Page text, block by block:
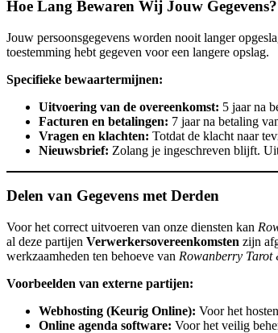
Hoe Lang Bewaren Wij Jouw Gegevens?
Jouw persoonsgegevens worden nooit langer
toestemming hebt gegeven voor een langere opslag.
Specifieke bewaartermijnen:
Uitvoering van de overeenkomst: 5 jaar na
Facturen en betalingen: 7 jaar na betaling
Vragen en klachten: Totdat de klacht naar
Nieuwsbrief: Zolang je ingeschreven blijft.
Delen van Gegevens met Derden
Voor het correct uitvoeren van onze diensten kan
al deze partijen Verwerkersovereenkomsten zijn
werkzaamheden ten behoeve van Rowanberry Tarot
Voorbeelden van externe partijen:
Webhosting (Keurig Online): Voor het
Online agenda software: Voor het veilig